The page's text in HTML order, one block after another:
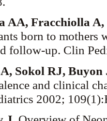
AA, Fracchiolla A,
born to mothers
follow-up. Clin
Sokol RJ, Buyon
and clinical
2002;